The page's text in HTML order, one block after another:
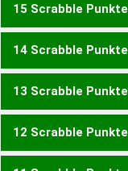
15 Scrabble Punkte
WEILBURGS
14 Scrabble Punkte
WEILBURG
13 Scrabble Punkte
CURLINGS WIRBELNS
12 Scrabble Punkte